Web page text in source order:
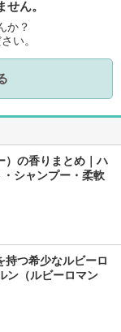
ん。
か？
い。
）の香りまとめ｜ハ
シャンプー・柔軟
持つ希少なルビーロ
ン（ルビーロマン